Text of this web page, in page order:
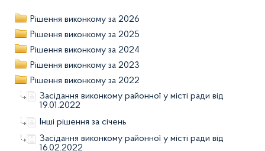
Рішення виконкому за 2026
Рішення виконкому за 2025
Рішення виконкому за 2024
Рішення виконкому за 2023
Рішення виконкому за 2022
Засідання виконкому районної у місті ради від
19.01.2022
Інші рішення за січень
Засідання виконкому районної у місті ради від
16.02.2022